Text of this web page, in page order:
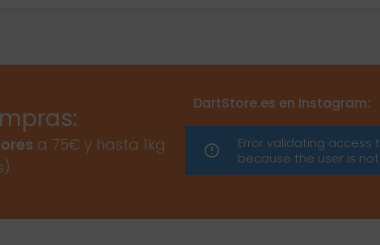
a 75€ y hasta 1kg
DartStore.es en Instagram:
Error validating access
because the user is